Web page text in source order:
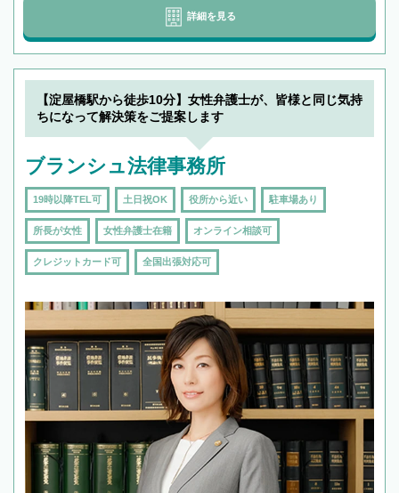
詳細を見る
【淀屋橋駅から徒歩10分】女性弁護士が、皆様と同じ気持
ちになって解決策をご提案します
ブランシュ法律事務所
19時以降TEL可 土日祝OK 役所から近い 駐車場あり
所長が女性 女性弁護士在籍 オンライン相談可
クレジットカード可 全国出張対応可